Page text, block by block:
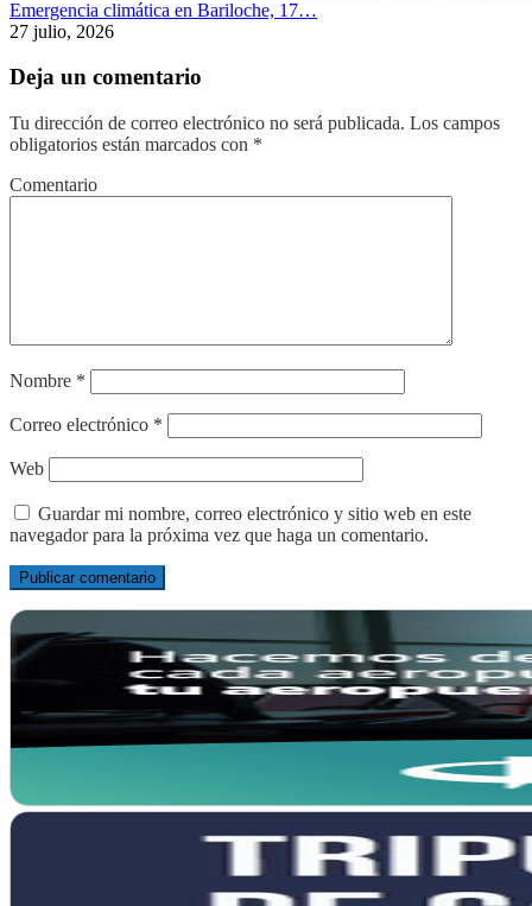
Emergencia climática en Bariloche, 17…
27 julio, 2026
Deja un comentario
Tu dirección de correo electrónico no será publicada. Los campos
obligatorios están marcados con *
Comentario
Nombre *
Correo electrónico *
Web
Guardar mi nombre, correo electrónico y sitio web en este
navegador para la próxima vez que haga un comentario.